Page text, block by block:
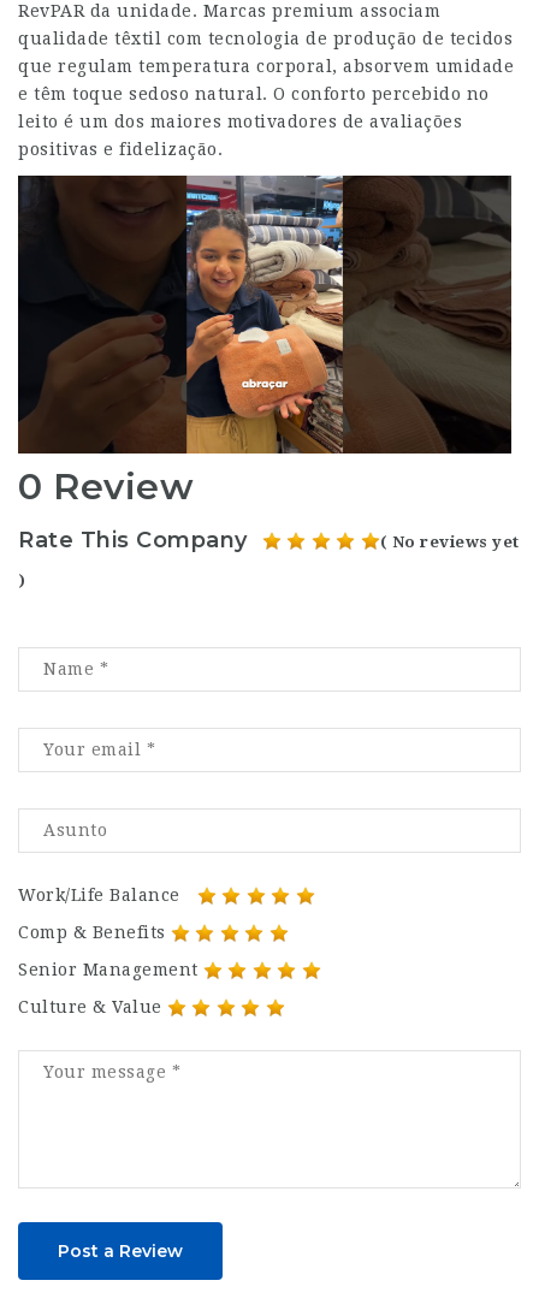
RevPAR da unidade. Marcas premium associam
qualidade têxtil com tecnologia de produção de tecidos
que regulam temperatura corporal, absorvem umidade
e têm toque sedoso natural. O conforto percebido no
leito é um dos maiores motivadores de avaliações
positivas e fidelização.
0 Review
Rate This Company ( No reviews yet
)
Work/Life Balance
Comp & Benefits
Senior Management
Culture & Value
Post a Review